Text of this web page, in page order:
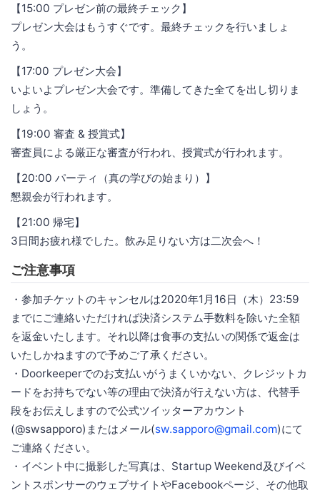
【15:00 プレゼン前の最終チェック】
プレゼン大会はもうすぐです。最終チェックを行いましょ
う。
【17:00 プレゼン大会】
いよいよプレゼン大会です。準備してきた全てを出し切りま
しょう。
【19:00 審査 & 授賞式】
審査員による厳正な審査が行われ、授賞式が行われます。
【20:00 パーティ（真の学びの始まり）】
懇親会が行われます。
【21:00 帰宅】
3日間お疲れ様でした。飲み足りない方は二次会へ！
ご注意事項
・参加チケットのキャンセルは2020年1月16日（木）23:59
までにご連絡いただければ決済システム手数料を除いた全額
を返金いたします。それ以降は食事の支払いの関係で返金は
いたしかねますので予めご了承ください。
・Doorkeeperでのお支払いがうまくいかない、クレジットカ
ードをお持ちでない等の理由で決済が行えない方は、代替手
段をお伝えしますので公式ツイッターアカウント
(@swsapporo)またはメール(sw.sapporo@gmail.com)にて
ご連絡ください。
・イベント中に撮影した写真は、Startup Weekend及びイベ
ントスポンサーのウェブサイトやFacebookページ、その他取